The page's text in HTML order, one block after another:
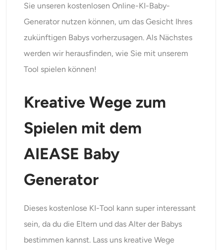
Sie unseren kostenlosen Online-KI-Baby-
Generator nutzen können, um das Gesicht Ihres
zukünftigen Babys vorherzusagen. Als Nächstes
werden wir herausfinden, wie Sie mit unserem
Tool spielen können!
Kreative Wege zum
Spielen mit dem
AIEASE Baby
Generator
Dieses kostenlose KI-Tool kann super interessant
sein, da du die Eltern und das Alter der Babys
bestimmen kannst. Lass uns kreative Wege